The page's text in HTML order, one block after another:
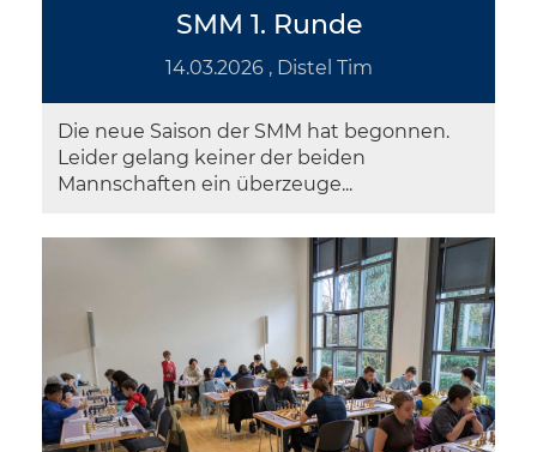
SMM 1. Runde
14.03.2026, Distel Tim
Die neue Saison der SMM hat begonnen.
Leider gelang keiner der beiden
Mannschaften ein überzeuge...